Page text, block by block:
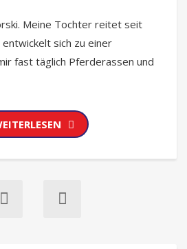
Meine Tochter reitet seit
entwickelt sich zu einer
fast täglich Pferderassen und